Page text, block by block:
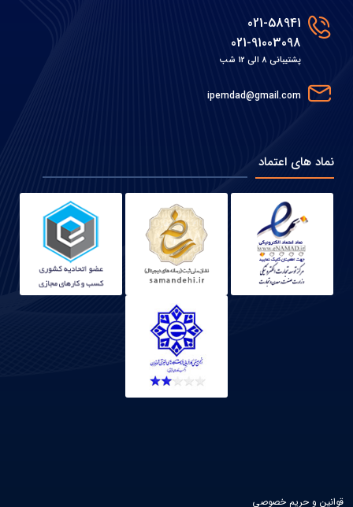
021-58941
021-91003098
پشتیبانی 8 الی 12 شب
ipemdad@gmail.com
نماد های اعتماد
قوانین و حریم خصوصی